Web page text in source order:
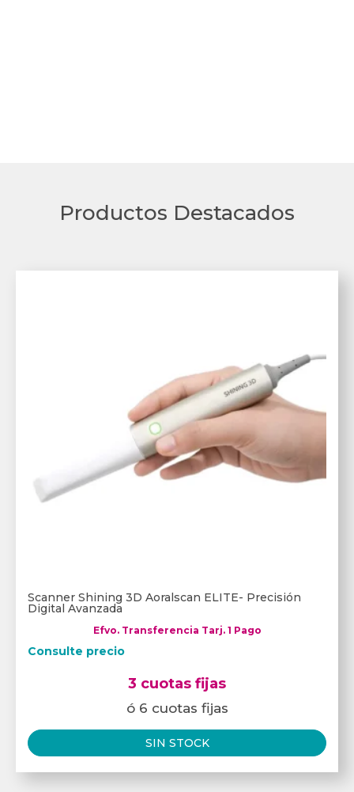
Productos Destacados
Scanner Shining 3D Aoralscan ELITE- Precisión
Digital Avanzada
Efvo. Transferencia Tarj. 1 Pago
Consulte precio
3 cuotas fijas
ó 6 cuotas fijas
SIN STOCK